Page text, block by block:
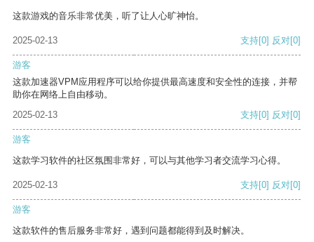
这款游戏的音乐非常优美，听了让人心旷神怡。
2025-02-13 支持[0] 反对[0]
游客
这款加速器VPM应用程序可以给你提供最高速度和安全性的连接，并帮
助你在网络上自由移动。
2025-02-13
支持[0] 反对[0]
游客
这款学习软件的社区氛围非常好，可以与其他学习者交流学习心得。
2025-02-13 支持[0] 反对[0]
游客
这款软件的售后服务非常好，遇到问题都能得到及时解决。